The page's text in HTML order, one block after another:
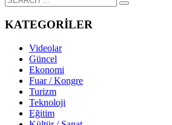
KATEGORİLER
Videolar
Güncel
Ekonomi
Fuar / Kongre
Turizm
Teknoloji
Eğitim